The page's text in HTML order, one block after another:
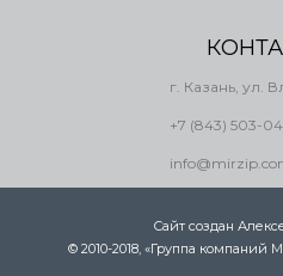
г. Казань, ул.
+7 (843) 503-
Сайт создан
© 2010-2018, «Группа компаний